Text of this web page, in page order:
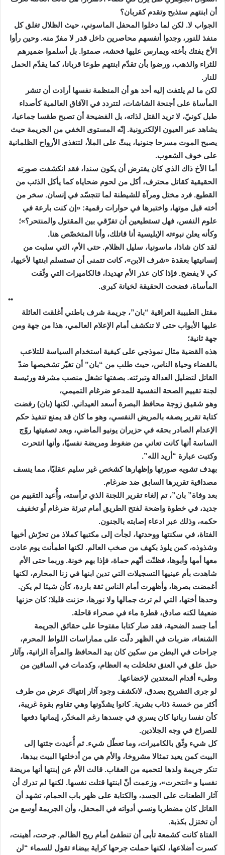
أن ابنتهم ستذبح وتقدم كقربان؟
الجواب لا. لكن لما دخلوا المحفل الماسوني، حيث الظلال تغلق كل
منفذ للنور، وجدوا أنفسهم محاصرين داخل قدر لا مفرّ منه. وحين رأوا
الأخ يفتك بأخته ويمارس عليها فحشه، صمتوا. بل أسلموا ضميرهم
للثراء والذهب، ورضوا بأن تقدّم ابنتهم طوعا قربانا، كما يقدّم الحمل
للنار.
لكن ما لم يلتفت إليه أحد هو أن المنظمة نفسها أرادت أن تنشر
المأساة على أجنحة الشاشات، لتتردد في الآفاق العالمية كأصداء
طبل كونيّ، لا تريد القتل لذاته، بل الفضيحة أن تصبح طقسا جماعيا،
يشاهد عبر العيون الإلكترونية. إنّه المستوى الخفي من الجريمة حيث
يصبح الموت مسرحا جنونيا، يبثّ على الملأ، لتتغذى الأرواح الظلمانية
على خوف الشعوب.
أما الأخ ذاك الذي كان يفترض أن يكون سندا، فقد انكشفت صورته
الحقيقية كقاتل محترف، أكل من لحوم ضحاياه كما يأكل الذئب من
القطيع. فرد مختل ومرآة للشيطنة لما تتجسّد في إنسان. سخر من
أخته قبل موتها، واختبرها في حوارات رقمية: «إن كنت بارعة في
علوم النفس، فهل تستطيعين أن تفرّقي بين المقتول والمنتحر؟»؛
وكأنه يعلن نبوءته الإبليسية أنا قاتلك، وأنا المتخصّص هنا.
لقد كان شاذا، ماسونيا، سليل الظلام. حتى الأم، التي سلبت من
إنسانيتها بعقدة «شرف الابن»، كانت تتمنى أن تستسلم ابنتها لأخيها،
كي لا يفضح. فإذا كان عذر الأم تهديدا، فالكاميرات التي وثّقت
المأساة، فضحت الحقيقة لخيانة كبرى.
••
مقتل الطبيبة العراقية “بان”، جريمة شرف باطني أغلقت العائلة
عليها الأبواب حتى لا تنكشف أمام الإعلام العالمي، هذا من جهة ومن
جهة ثانية؛
هذه القضية مثال نموذجي على كيفية استخدام السياسة للتلاعب
بالقضاء وحياة الناس، حيث طلب من “بان” أن تغيّر تشخيصها ضدّ
القاتل لتضليل العدالة وتبرئته. بصفتها تشغل منصب مشرفة ورئيسة
لجنة تقييم الصحة النفسية للمدعو ضرغام التميمي،
وهو شقيق زوجة محافظ البصرة أسعد العيداني. لكنها (بان) رفضت
كتابة تقرير يصفه بالمريض النفسي، وهو ما كان قد يمنع تنفيذ حكم
الإعدام الصادر بحقه في حزيران يونيو الماضي، وبعد تصفيتها روّج
الساسة أنها كانت تعاني من ضغوط ومريضة نفسيًا، وأنها انتحرت
وكتبت عبارة “أريد الله”.
بهدف تشويه صورتها وإظهارها كشخص غير سليم عقليًا، مما ينسف
مصداقية تقريرها السابق ضد ضرغام.
بعد وفاة” بان”، تم إلغاء تقرير اللجنة الذي ترأسته، وأُعيد التقييم من
جديد، في خطوة واضحة لفتح الطريق أمام تبرئة ضرغام أو تخفيف
حكمه، وذلك عبر ادعاء إصابته بالجنون.
الفتاة، في سكنتها ووحدتها، لجأت إلى مكتبها كملاذ من تحرّش أخيها
وشذوذه، كمن يلوذ بكهف من صخب العالم. لكنها اطمأنت يوم عادت
معها أمها وأبوها، فظنّت أنّهم حماة، فإذا بهم خونة. وربما حتى الأم
شاهدت بأم عينيها التسجيلات التي تدين ابنها في زنا المحارم، لكنها
أغمضت بصرها، وأظهرت أمام الناس ثقة باردة، كأن شيئا لم يكن.
وحدها أختها، التي لم ترث جمالها ولا نورها، حزنت قليلا؛ كان حزنها
ضعيفا لكنه صادق، قطرة ماء في صحراء قاحلة.
أما جسد الضحية، فقد صار كتابا مفتوحا على حقائق الجريمة
الشنعاء، ضربات في الظهر دلّت على مماراسات اللواط المحرم،
جراحات في البطن من سكين كان بيد المحافظ والمرأة الزانية، وآثار
حبل علق في العنق تخلخلت به العظام، وكدمات في الساقين من
وطىء أقدام المعتدين لإخضاعها.
لو جرى التشريح بصدق، لانكشف وجود آثار إنتهاك عرض من طرف
أكثر من خمسة ذئاب بشرية. كانوا يشدّونها وهي تقاوم بقوة غريبة،
كأن نفسا ربانيا كان يسري في جسدها رغم المخدّر، إيمانها دفعها
للصراخ في وجه الجلادين.
كل شيء وثّق بالكاميرات، وما تعطّل شيء. ثم أُعيدت جثتها إلى
البيت كمن يعيد تمثالا مشروخا، والأم هي من أدخلتها البيت بيدها،
تنكر جريمة ولدها لتحميه من العقاب. قالت الأم عن إبنتها أنها مريضة
نفسيا و «انتحرت»، وزعمت أنّ ابنتها قتلت نفسها. لكنها لم تدرك أن
آثار الطعنات على الجسد، والكتابة على ظهر باب الحمام، تشهد أن
القاتل كان مضطربا ونسي أدواته في المحفل، وأن الجريمة أوسع من
أن تختزل بكذبة.
الفتاة كانت كشمعة تأبى أن تنطفئ أمام ريح الظالم. جرحت، أهينت،
كسرت أضلاعها، لكنها حملت جرحها كراية بيضاء تقول للسماء “لن